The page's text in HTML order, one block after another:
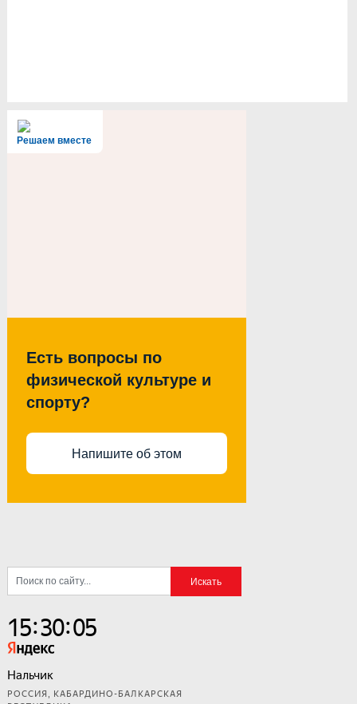
Решаем вместе
Есть вопросы по
физической культуре и
спорту?
Напишите об этом